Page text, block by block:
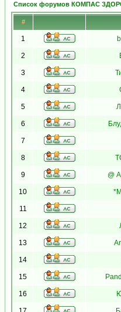
Список форумов КОМПАС
#
1
2
3
4
5
6
7
8
9 @
10
11
12
13
14
15
16